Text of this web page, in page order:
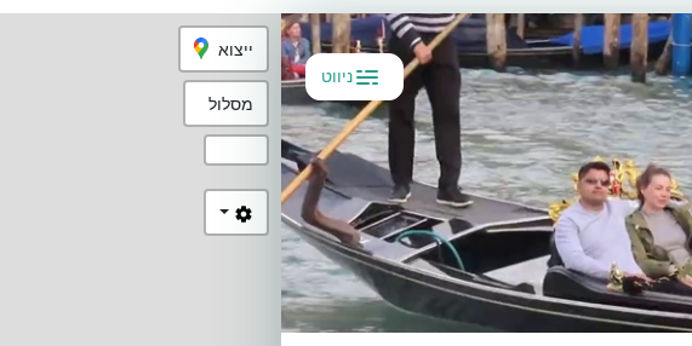
ניווט
ייצוא
מסלול